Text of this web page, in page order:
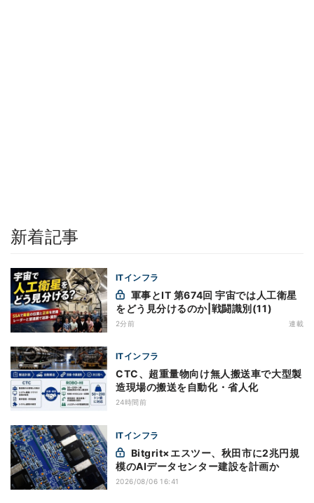
新着記事
ITインフラ
をどう見分けるのか|戦闘識別(11)
2分前 連載
ITインフラ
CTC、超重量物向け無人搬送車で大型製
造現場の搬送を自動化・省人化
24時間前
ITインフラ
模のAIデータセンター建設を計画か
2026/08/06 16:41